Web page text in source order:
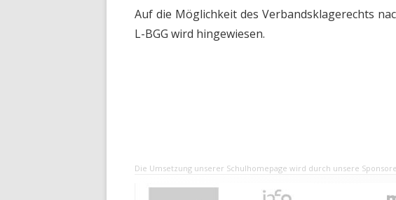
Auf die Möglichkeit des Verbandsklagerechts
L-BGG wird hingewiesen.
Die Umsetzung unserer Schulhomepage wird durch unsere